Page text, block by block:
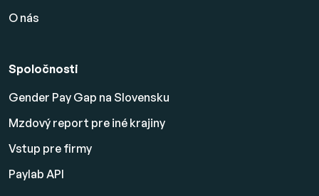
O nás
Spoločnosti
Gender Pay Gap na Slovensku
Mzdový report pre iné krajiny
Vstup pre firmy
Paylab API